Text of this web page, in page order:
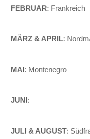
FEBRUAR: Frankreich
MÄRZ & APRIL:
MAI: Montenegro
JUNI:
JULI & AUGUST: